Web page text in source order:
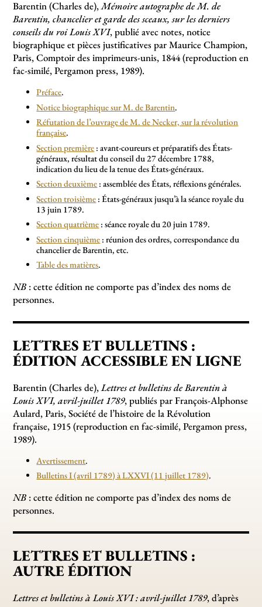
Barentin (Charles de),Mémoire autographe de M. de
Barentin, chancelier et garde des sceaux, sur les derniers
conseils du roi Louis XVI, publié avec notes, notice
biographique et pièces justificatives par Maurice Champion,
Paris, Comptoir des imprimeurs-unis, 1844 (reproduction en
fac-similé, Pergamon press, 1989).
Préface.
Notice biographique sur M. de Barentin.
Réfutation de l’ouvrage de M. de Necker, sur la révolution
française.
Section première : avant-coureurs et préparatifs des États-
généraux, résultat du conseil du 27 décembre 1788,
indication du lieu de la tenue des États-généraux.
Section deuxième : assemblée des États, réflexions générales.
Section troisième : États-généraux jusqu’à la séance royale du
13 juin 1789.
Section quatrième : séance royale du 20 juin 1789.
Section cinquième : réunion des ordres, correspondance du
chancelier de Barentin, etc.
Table des matières.
NB : cette édition ne comporte pas d’index des noms de
personnes.
LETTRES ET BULLETINS :
ÉDITION ACCESSIBLE EN LIGNE
Barentin (Charles de),Lettres et bulletins de Barentin à
Louis XVI, avril-juillet 1789, publiés par François-Alphonse
Aulard, Paris, Société de l’histoire de la Révolution
française, 1915 (reproduction en fac-similé, Pergamon press,
1989).
Avertissement.
Bulletins I (avril 1789) à LXXVI (11 juillet 1789).
NB : cette édition ne comporte pas d’index des noms de
personnes.
LETTRES ET BULLETINS :
AUTRE ÉDITION
Lettres et bulletins à Louis XVI : avril-juillet 1789, d’après